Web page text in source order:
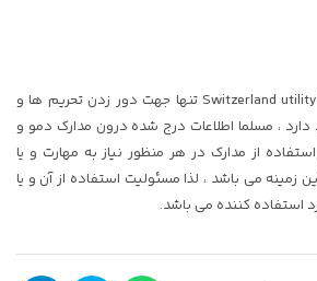
این مدارک Switzerland utility bill psd تنها جهت دور زدن تحریم ها و
دارد ، مسلما اطلاعات درج شده درون مدارک دمو و
از مدارک در هر منظور نیاز به مهارت و یا
زمینه می باشد ، لذا مسئولیت استفاده از آن و یا
استفاده کننده می باشد.